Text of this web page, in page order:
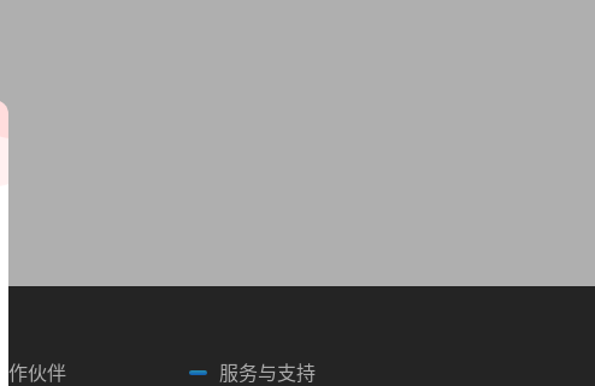
合作伙伴 服务与支持